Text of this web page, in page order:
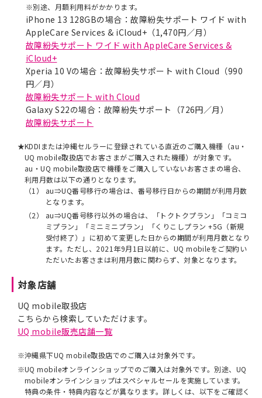
※別途、月額利用料がかかります。
iPhone 13 128GBの場合：故障紛失サポート ワイド with
AppleCare Services & iCloud+（1,470円／月）
故障紛失サポート ワイド with AppleCare Services &
iCloud+
Xperia 10 Vの場合：故障紛失サポート with Cloud（990
円／月）
故障紛失サポート with Cloud
Galaxy S22の場合：故障紛失サポート（726円／月）
故障紛失サポート
★KDDIまたは沖縄セルラーに登録されている直近のご購入機種（au・
UQ mobile取扱店でお客さまがご購入された機種）が対象です。
au・UQ mobile取扱店で機種をご購入していないお客さまの場合、
利用月数は以下の通りとなります。
（1）
au⇒UQ番号移行の場合は、番号移行日からの期間が利用月数
となります。
（2）
au⇒UQ番号移行以外の場合は、「トクトクプラン」「コミコ
ミプラン」「ミニミニプラン」「くりこしプラン +5G（新規
受付終了）」に初めて変更した日からの期間が利用月数となり
ます。ただし、2021年9月1日以前に、UQ mobileをご契約い
ただいたお客さまは利用月数に関わらず、対象となります。
対象店舗
UQ mobile取扱店
こちらから検索していただけます。
UQ mobile販売店舗一覧
※沖縄県下UQ mobile取扱店でのご購入は対象外です。
※UQ mobileオンラインショップでのご購入は対象外です。別途、UQ
mobileオンラインショップはスペシャルセールを実施しています。
特典の条件・特典内容などが異なります。詳しくは、以下をご確認く